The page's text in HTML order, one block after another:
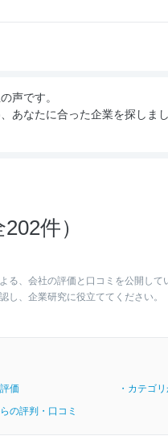
声です。
あなたに合った企業を探しまし
件）
る、会社の評価と口コミを公開し
し、企業研究に役立ててください。
価
・カテゴ
の評判・口コミ